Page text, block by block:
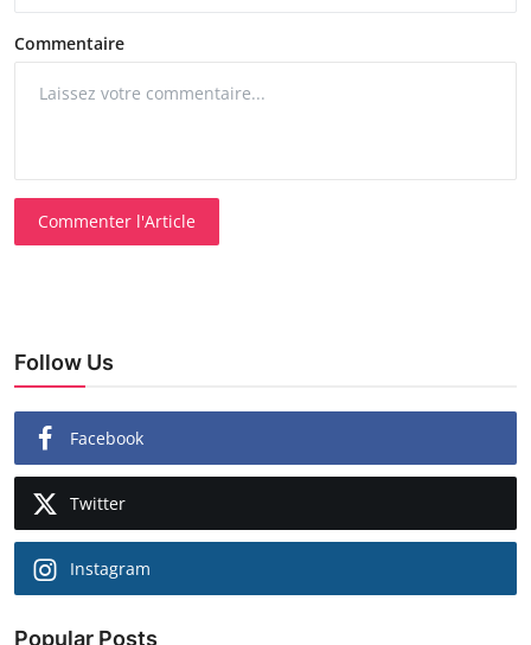
Commentaire
Commenter l'Article
Follow Us
Facebook
Twitter
Instagram
Popular Posts